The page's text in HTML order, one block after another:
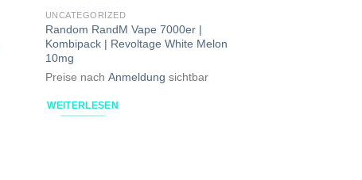
UNCATEGORIZED
Random RandM Vape 7000er |
Kombipack | Revoltage White Melon
10mg
Preise nach Anmeldung sichtbar
WEITERLESEN